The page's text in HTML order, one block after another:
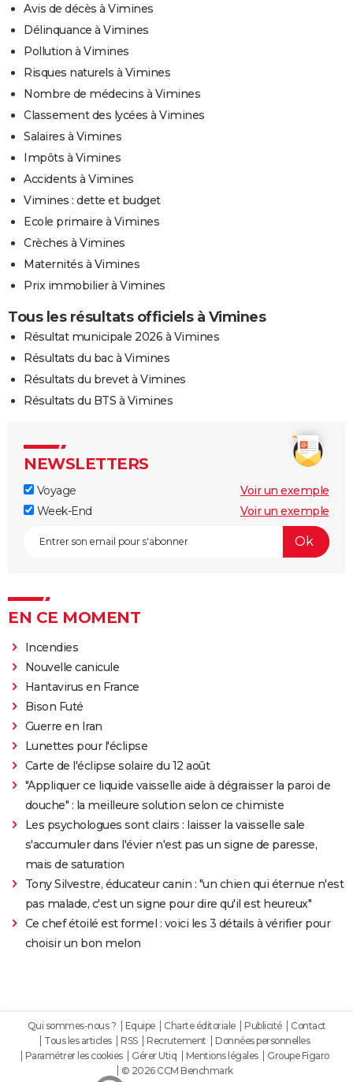
Avis de décès à Vimines
Délinquance à Vimines
Pollution à Vimines
Risques naturels à Vimines
Nombre de médecins à Vimines
Classement des lycées à Vimines
Salaires à Vimines
Impôts à Vimines
Accidents à Vimines
Vimines : dette et budget
Ecole primaire à Vimines
Crèches à Vimines
Maternités à Vimines
Prix immobilier à Vimines
Tous les résultats officiels à Vimines
Résultat municipale 2026 à Vimines
Résultats du bac à Vimines
Résultats du brevet à Vimines
Résultats du BTS à Vimines
NEWSLETTERS
Voyage
Voir un exemple
Week-End
Voir un exemple
EN CE MOMENT
Incendies
Nouvelle canicule
Hantavirus en France
Bison Futé
Guerre en Iran
Lunettes pour l'éclipse
Carte de l'éclipse solaire du 12 août
"Appliquer ce liquide vaisselle aide à dégraisser la paroi de
douche" : la meilleure solution selon ce chimiste
Les psychologues sont clairs : laisser la vaisselle sale
s'accumuler dans l'évier n'est pas un signe de paresse,
mais de saturation
Tony Silvestre, éducateur canin : "un chien qui éternue n'est
pas malade, c'est un signe pour dire qu'il est heureux"
Ce chef étoilé est formel : voici les 3 détails à vérifier pour
choisir un bon melon
Qui sommes-nous ? Equipe Charte éditoriale Publicité
Contact
Tous les articles
RSS Recrutement
Données personnelles
Paramétrer les cookies
Gérer Utiq Mentions légales
Groupe Figaro
© 2026 CCM Benchmark